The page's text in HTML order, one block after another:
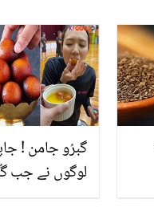
گبرُو جامن !
لوگوں نے جب